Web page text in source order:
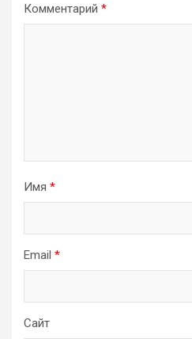
Комментарий *
Имя *
Email *
Сайт